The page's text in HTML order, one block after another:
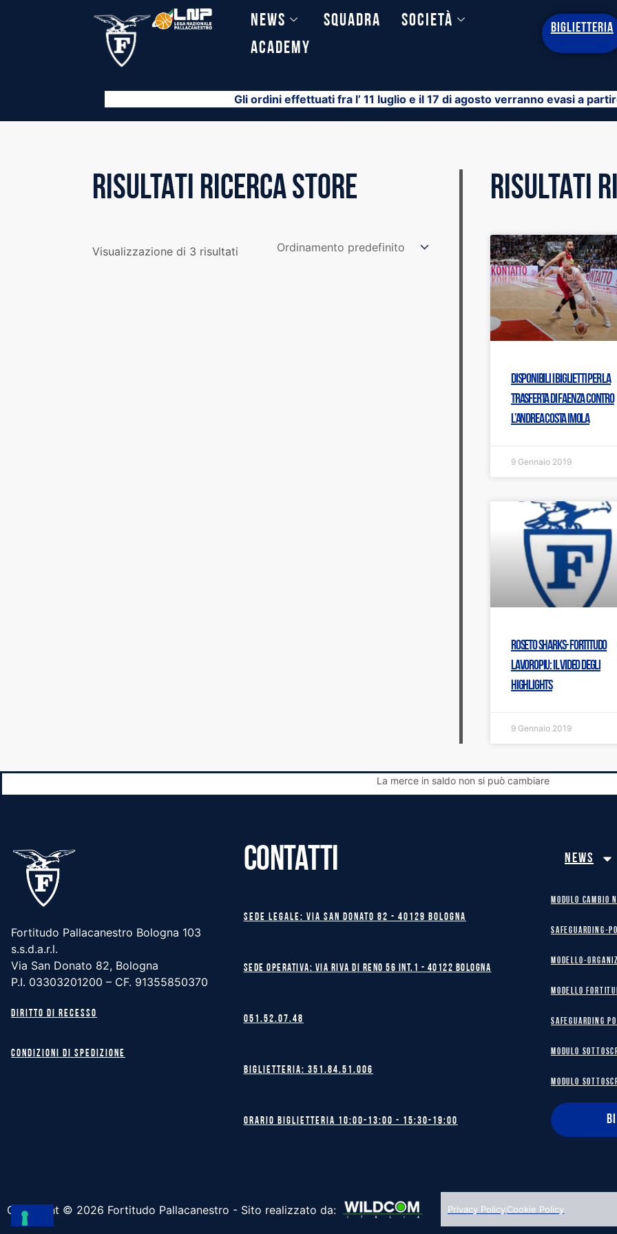
News Squadra
Società
Academy
BIGLIETTERIA
Gli ordini effettuati fra l’ 11 luglio e il 17 di agosto verranno evasi a
RISULTATI RICERCA STORE
Visualizzazione di 3 risultati
RISULTATI
Disponibili i biglietti per la
trasferta di Faenza contro
l’Andrea Costa Imola
9 Gennaio 2019
Roseto Sharks- Fortitudo
Lavoropiu: IL VIDEO DEGLI
HIGHLIGHTS
9 Gennaio 2019
La merce in saldo non si può cambiare
Fortitudo Pallacanestro Bologna 103
s.s.d.a.r.l.
Via San Donato 82, Bologna
P.I. 03303201200 – CF. 91355850370
Diritto di recesso
Condizioni di spedizione
CONTATTI
Sede legale: Via San Donato 82 - 40129 BOLOGNA
Sede operativa: Via Riva di Reno 56 int.1 - 40122 BOLOGNA
051.52.07.48
Biglietteria: 351.84.51.006
Orario biglietteria 10:00-13:00 - 15:30-19:00
News
MODULO CAMBIO
safeguarding-
Modello-
MODELLO
safeguarding
MODULO
MODULO
Copyright © 2026 Fortitudo Pallacanestro - Sito realizzato da: Privacy PolicyCookie Policy